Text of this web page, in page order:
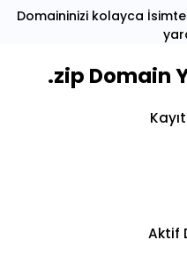
Domaininizi kolayca
.zip Domain
Aktif